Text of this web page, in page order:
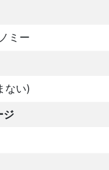
ミー
ない)
ジ